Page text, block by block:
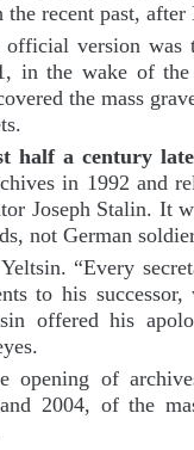
the recent past,
version was
in the wake of
the mass
half a century
in 1992 and
Joseph Stalin. It
not German
“Every
to his
offered his
opening of
2004, of the